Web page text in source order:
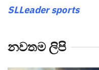
SLLeader sports
නවතම ලිපි